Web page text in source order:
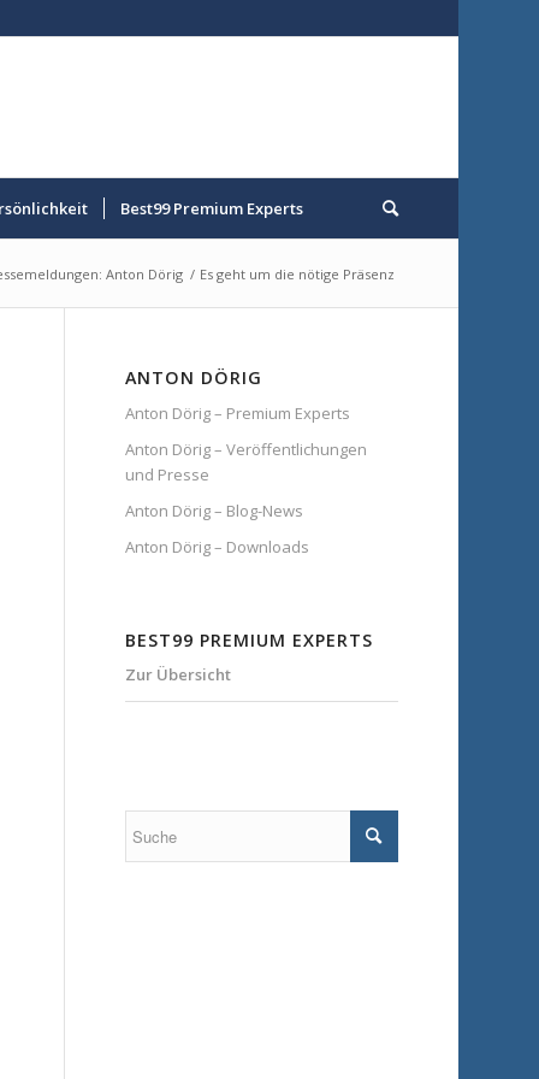
Best99 Premium Experts
Anton Dörig / Es geht um die nötige Präsenz
ANTON DÖRIG
Anton Dörig – Premium Experts
Anton Dörig – Veröffentlichungen
und Presse
Anton Dörig – Blog-News
Anton Dörig – Downloads
BEST99 PREMIUM EXPERTS
Zur Übersicht